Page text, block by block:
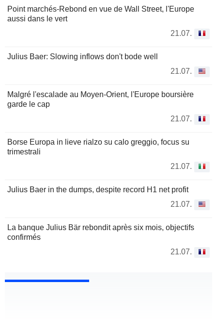
Point marchés-Rebond en vue de Wall Street, l'Europe
aussi dans le vert
21.07.
Julius Baer: Slowing inflows don't bode well
21.07.
Malgré l'escalade au Moyen-Orient, l'Europe boursière
garde le cap
21.07.
Borse Europa in lieve rialzo su calo greggio, focus su
trimestrali
21.07.
Julius Baer in the dumps, despite record H1 net profit
21.07.
La banque Julius Bär rebondit après six mois, objectifs
confirmés
21.07.